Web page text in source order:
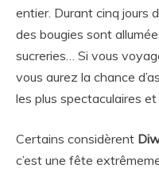
entier. Durant cinq jours
des bougies sont
sucreries… Si vous
vous aurez la chance
les plus spectaculaires
Certains considèrent
c’est une fête